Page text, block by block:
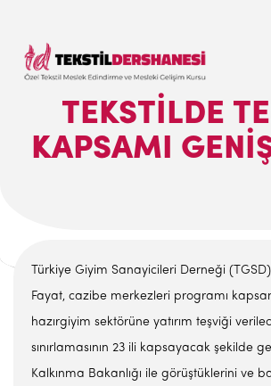
TEKSTILDE
KAPSAMI
Türkiye Giyim Sanayicileri Derneği
Fayat, cazibe merkezleri programı
hazırgiyim sektörüne yatırım teşviği
sınırlamasının 23 ili kapsayacak şekilde
Kalkınma Bakanlığı ile görüştüklerini ve